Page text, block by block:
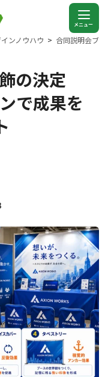
ンノウハウ 合同説明会ブ
の決定
で成果を